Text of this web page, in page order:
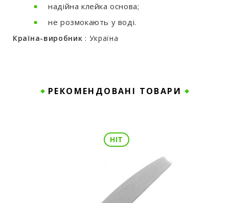
надійна клейка основа;
не розмокають у воді.
Країна-виробник : Україна
РЕКОМЕНДОВАНІ ТОВАРИ
HIT